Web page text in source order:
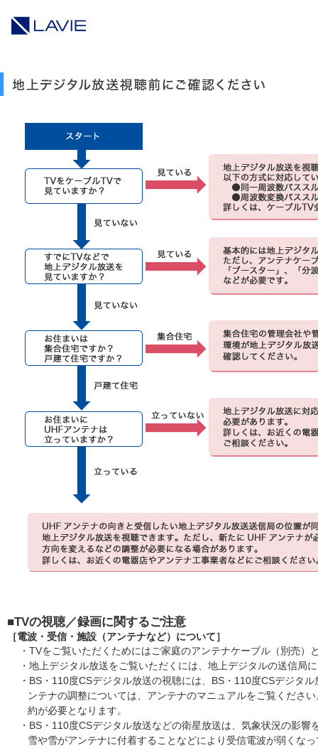
■TVの視聴／録画に関するご注意
［電波・受信・施設（アンテナなど）について］
・TVをご覧いただくためにはご家庭のアンテナケーブル（別売）
・地上デジタル放送をご覧いただくには、地上デジタルの送信局
・BS・110度CSデジタル放送の視聴には、BS・110度CSデジタ
ンテナの調整については、アンテナのマニュアルをご覧くださ
約が必要となります。
・BS・110度CSデジタル放送などの衛星放送は、気象状況の影
雪や雪がアンテナに付着することなどにより受信電波が弱くな